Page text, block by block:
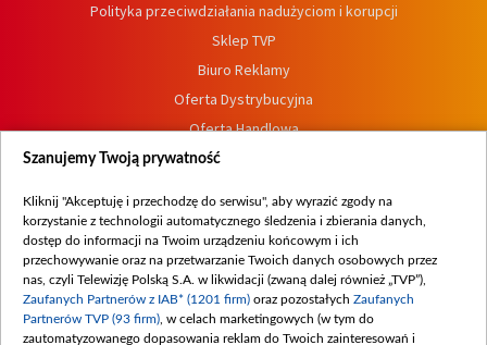
Polityka przeciwdziałania nadużyciom i korupcji
Sklep TVP
Biuro Reklamy
Oferta Dystrybucyjna
Oferta Handlowa
Dostępność
Procedura zgłoszeń wewnętrznych
Szanujemy Twoją prywatność
Kliknij "Akceptuję i przechodzę do serwisu", aby wyrazić zgody na
korzystanie z technologii automatycznego śledzenia i zbierania danych,
dostęp do informacji na Twoim urządzeniu końcowym i ich
przechowywanie oraz na przetwarzanie Twoich danych osobowych przez
nas, czyli Telewizję Polską S.A. w likwidacji (zwaną dalej również „TVP”),
Zaufanych Partnerów z IAB* (1201 firm) oraz pozostałych Zaufanych
Partnerów TVP (93 firm) , w celach marketingowych (w tym do
zautomatyzowanego dopasowania reklam do Twoich zainteresowań i